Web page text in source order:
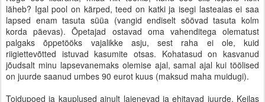
läheb? Igal pool on kärped, teed on katki ja isegi lasteaias ei saa
lapsed enam tasuta süüa (vangid endiselt söövad tasuta kolm
korda päevas). Õpetajad ostavad oma vahenditega olematust
palgaks õppetööks vajalikke asju, sest raha ei ole, kuid
riigiettevõtted istuvad kasumite otsas. Kohatasud on kasvanud
jõudsalt minu lapsevanemaks olemise ajal, samal ajal kui töölised
on juurde saanud umbes 90 eurot kuus (maksud maha muidugi).
Toidupoed ja kauplused ainult laienevad ja ehitavad juurde. Keilas